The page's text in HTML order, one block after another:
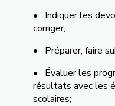
• Indiquer les
corriger;
• Préparer, faire
• Évaluer les
résultats avec les
scolaires;